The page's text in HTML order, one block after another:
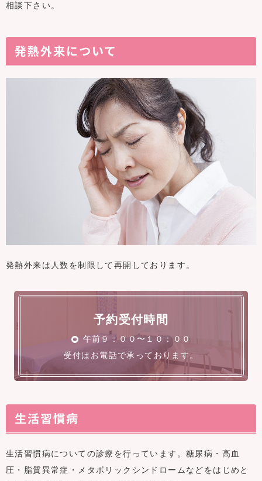
相談下さい。
発熱外来について
発熱外来は人数を制限して再開しております。
予約受付時間
午前９：００〜１０：００
受付はお電話で承っております。
生活習慣病
生活習慣病についての診療を行っています。糖尿病・高血
圧・脂質異常症・メタボリックシンドロームなどをはじめと